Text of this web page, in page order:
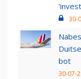
30-
bot
30-07-